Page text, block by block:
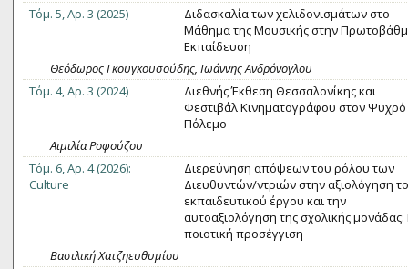
Τόμ. 5, Αρ. 3 (2025)
Διδασκαλία των χελιδονισμάτων στο
Μάθημα της Μουσικής στην
Εκπαίδευση
Θεόδωρος Γκουγκουσούδης, Ιωάννης Ανδρόνογλου
Τόμ. 4, Αρ. 3 (2024)
Διεθνής Έκθεση Θεσσαλονίκης και
Φεστιβάλ Κινηματογράφου στον Ψυχρό
Πόλεμο
Αιμιλία Ροφούζου
Τόμ. 6, Αρ. 4 (2026):
Culture
Διερεύνηση απόψεων του ρόλου των
Διευθυντών/ντριών στην αξιολόγηση
εκπαιδευτικού έργου και την
αυτοαξιολόγηση της σχολικής μονάδας:
ποιοτική προσέγγιση
Βασιλική Χατζηευθυμίου